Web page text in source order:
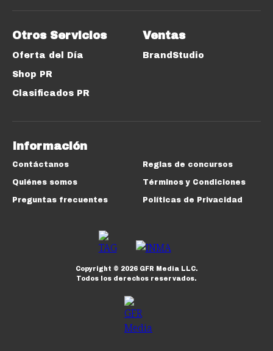
Otros Servicios
Oferta del Día
Shop PR
Clasificados PR
Ventas
BrandStudio
Información
Contáctanos
Quiénes somos
Preguntas frecuentes
Reglas de concursos
Términos y Condiciones
Políticas de Privacidad
Copyright © 2026GFR Media LLC.
Todos los derechos reservados.